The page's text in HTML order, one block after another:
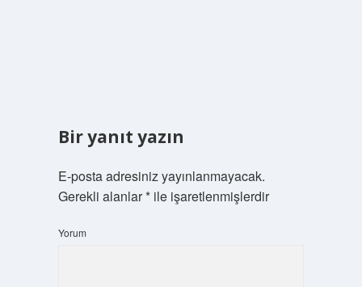
Bir yanıt yazın
E-posta adresiniz yayınlanmayacak.
Gerekli alanlar*ile işaretlenmişlerdir
Yorum